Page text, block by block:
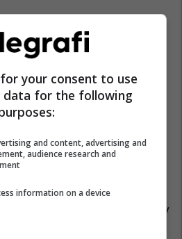
Shqipëri, Shqipni, ky
si rezulton nga sa u
your consent to use
data for the following
and content, advertising and
audience research and
information on a device